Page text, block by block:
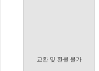
교환 및 환불 불가